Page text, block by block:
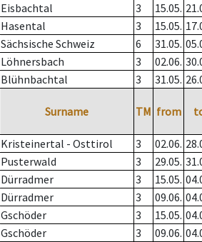
Eisbachtal 3 15.05.
Hasental 3 15.05.
Sächsische Schweiz 6 31.05.
Löhnersbach 3 02.06.
Blühnbachtal 3 31.05.
Surname TM from
Kristeinertal - Osttirol 3 02.06.
Pusterwald 3 29.05.
Dürradmer 3 15.05.
Dürradmer 3 09.06.
Gschöder 3 15.05.
Gschöder 3 09.06.